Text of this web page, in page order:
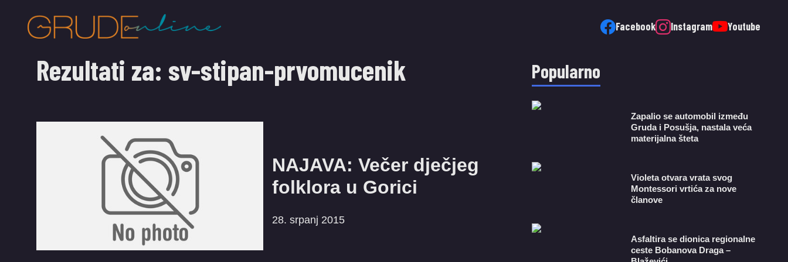
Facebook Instagram Youtube
Rezultati za: sv-stipan-prvomucenik
NAJAVA: Večer dječjeg
folklora u Gorici
28. srpanj 2015
Popularno
Zapalio se automobil između
Gruda i Posušja, nastala veća
materijalna šteta
Violeta otvara vrata svog
Montessori vrtića za nove
članove
Asfaltira se dionica regionalne
ceste Bobanova Draga –